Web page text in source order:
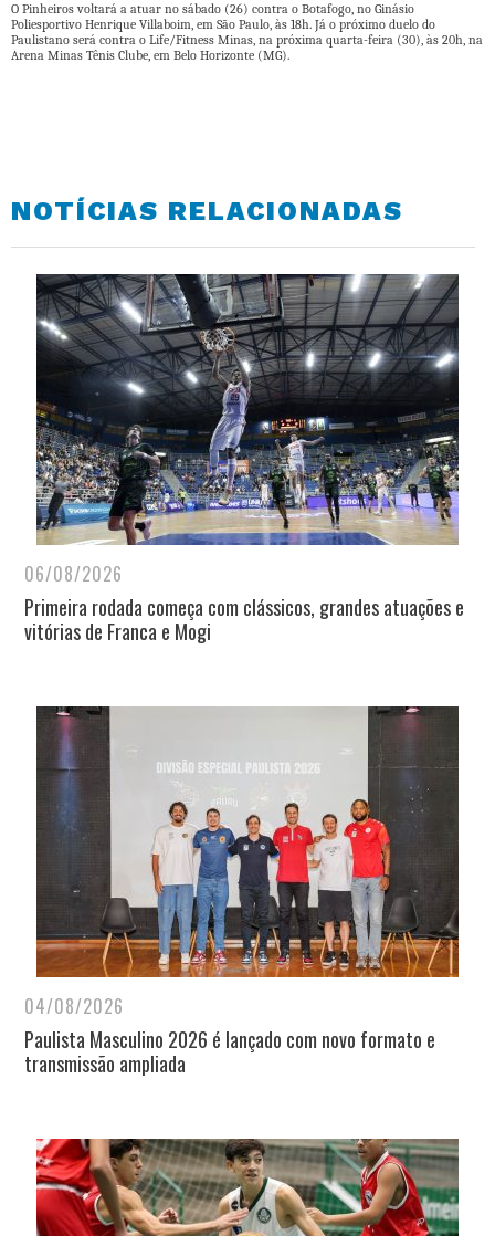
O Pinheiros voltará a atuar no sábado (26) contra o Botafogo, no Ginásio
Poliesportivo Henrique Villaboim, em São Paulo, às 18h. Já o próximo duelo do
Paulistano será contra o Life/Fitness Minas, na próxima quarta-feira (30), às 20h, na
Arena Minas Tênis Clube, em Belo Horizonte (MG).
NOTÍCIAS RELACIONADAS
06/08/2026
Primeira rodada começa com clássicos, grandes atuações e
vitórias de Franca e Mogi
04/08/2026
Paulista Masculino 2026 é lançado com novo formato e
transmissão ampliada